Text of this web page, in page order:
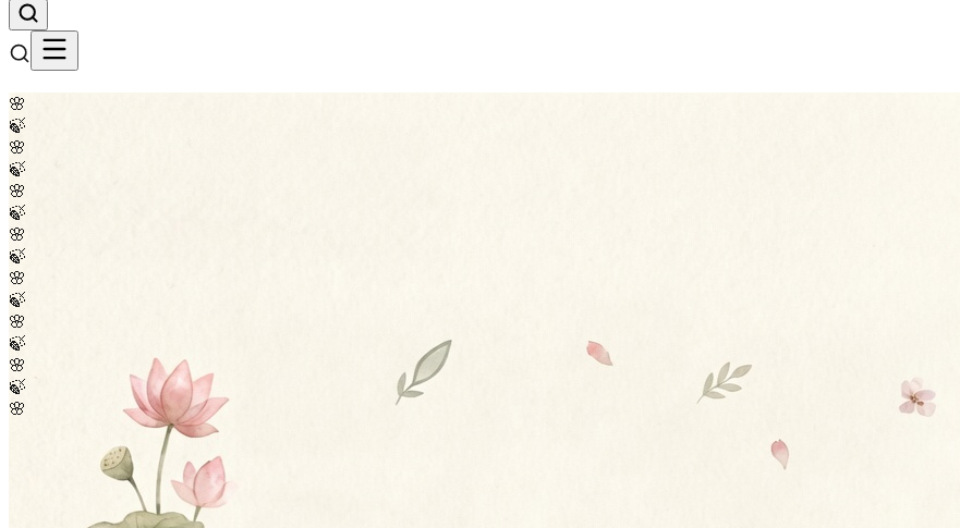
🌸
🍃
🌸
🍃
🌸
🍃
🌸
🍃
🌸
🍃
🌸
🍃
🌸
🍃
🌸